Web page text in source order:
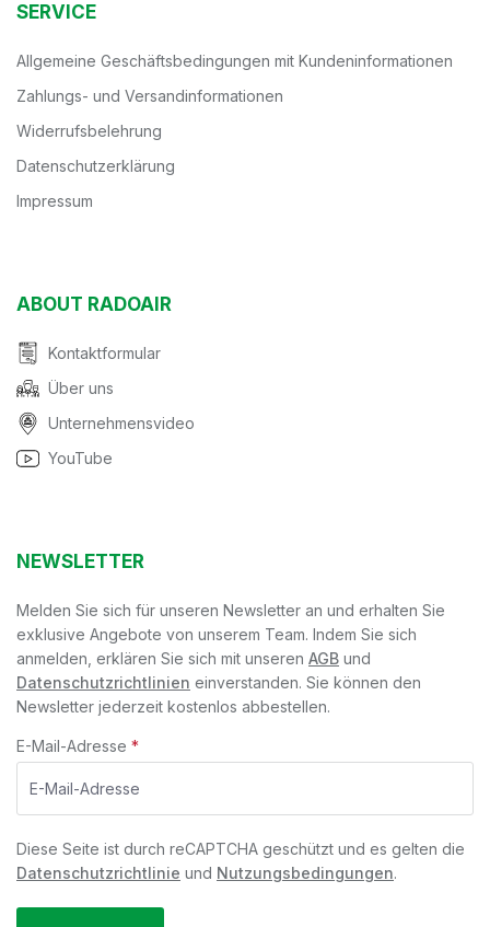
SERVICE
Allgemeine Geschäftsbedingungen mit Kundeninformationen
Zahlungs- und Versandinformationen
Widerrufsbelehrung
Datenschutzerklärung
Impressum
ABOUT RADOAIR
Kontaktformular
Über uns
Unternehmensvideo
YouTube
NEWSLETTER
Melden Sie sich für unseren Newsletter an und erhalten Sie
exklusive Angebote von unserem Team. Indem Sie sich
anmelden, erklären Sie sich mit unseren AGB und
Datenschutzrichtlinien einverstanden. Sie können den
Newsletter jederzeit kostenlos abbestellen.
E-Mail-Adresse *
Diese Seite ist durch reCAPTCHA geschützt und es gelten die
Datenschutzrichtlinie und Nutzungsbedingungen.